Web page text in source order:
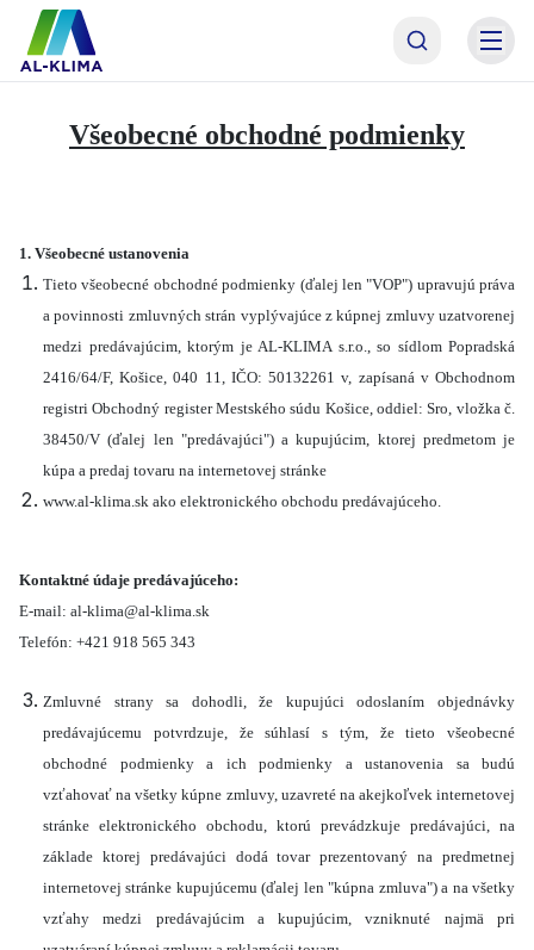
Všeobecné obchodné podmienky
1. Všeobecné ustanovenia
Tieto všeobecné obchodné podmienky (ďalej len "VOP") upravujú práva
a povinnosti zmluvných strán vyplývajúce z kúpnej zmluvy uzatvorenej
medzi predávajúcim, ktorým je AL-KLIMA s.r.o., so sídlom Popradská
2416/64/F, Košice, 040 11, IČO: 50132261 v, zapísaná v Obchodnom
registri Obchodný register Mestského súdu Košice, oddiel: Sro, vložka č.
38450/V (ďalej len "predávajúci") a kupujúcim, ktorej predmetom je
kúpa a predaj tovaru na internetovej stránke
www.al-klima.sk ako elektronického obchodu predávajúceho.
Kontaktné údaje predávajúceho:
E-mail: al-klima@al-klima.sk
Telefón: +421 918 565 343
Zmluvné strany sa dohodli, že kupujúci odoslaním objednávky
predávajúcemu potvrdzuje, že súhlasí s tým, že tieto všeobecné
obchodné podmienky a ich podmienky a ustanovenia sa budú
vzťahovať na všetky kúpne zmluvy, uzavreté na akejkoľvek internetovej
stránke elektronického obchodu, ktorú prevádzkuje predávajúci, na
základe ktorej predávajúci dodá tovar prezentovaný na predmetnej
internetovej stránke kupujúcemu (ďalej len "kúpna zmluva") a na všetky
vzťahy medzi predávajúcim a kupujúcim, vzniknuté najmä pri
AL-KLIMA Asistent
Online · odpoviem hneď
Dobrý deň! Som asistent AL-KLIMA. Pomôžem Vám
s výberom technológie, alebo Vás spojím priamo s